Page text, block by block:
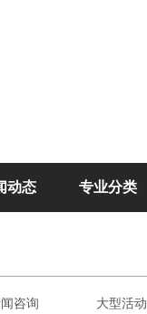
动态 专业分类
咨询 大型活动